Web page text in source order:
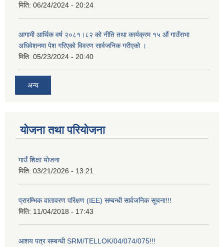
मिति: 06/24/2024 - 20:24
आगामी आर्थिक वर्ष २०८१।८२ को नीति तथा कार्यक्रम १५ औं गाउँसभा
अधिवेशनमा पेश गरिएको विवरण सार्वजनिक गरीएको ।
मिति: 05/23/2024 - 20:40
अन्य
योजना तथा परियोजना
गाउँ शिक्षा योजना
मिति: 03/21/2026 - 13:21
प्रारम्भिक वातावरण परिक्षण (IEE) सम्बन्धी सार्वजनिक सूचना!!!
मिति: 11/04/2018 - 17:43
आशय पत्र सम्बन्धी SRM/TELLOK/04/074/075!!!